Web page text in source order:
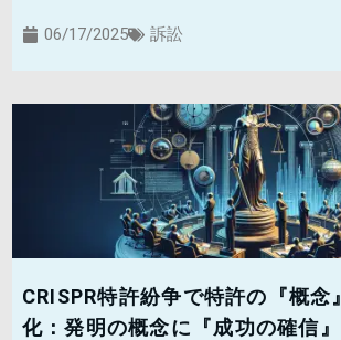
06/17/2025 訴訟
CRISPR特許紛争で特許の『概念
化：発明の概念に『成功の確信